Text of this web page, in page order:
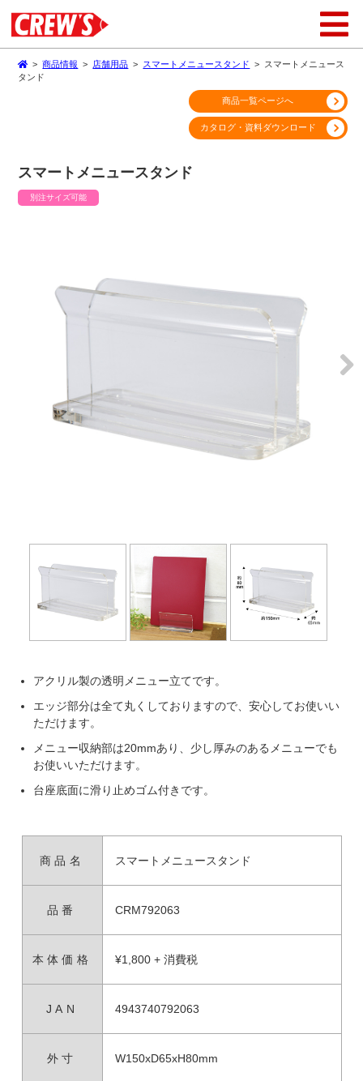
>商品情報 > 店舗用品 > スマートメニュースタンド > スマートメニュース
タンド
スマートメニュースタンド
別注サイズ可能
商品一覧ページへ
カタログ・資料ダウンロード
アクリル製の透明メニュー立てです。
エッジ部分は全て丸くしておりますので、安心してお使いい
ただけます。
メニュー収納部は20mmあり、少し厚みのあるメニューでも
お使いいただけます。
台座底面に滑り止めゴム付きです。
商品名 スマートメニュースタンド
品番 CRM792063
本体価格 ¥1,800 + 消費税
JAN 4943740792063
外寸 W150xD65xH80mm